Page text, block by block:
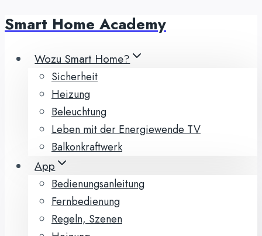
Zum
springen
Smart Home Academy
Wozu Smart Home?
Sicherheit
Heizung
Beleuchtung
Leben mit der Energiewende TV
Balkonkraftwerk
App
Bedienungsanleitung
Fernbedienung
Regeln, Szenen